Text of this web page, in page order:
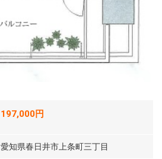
197,000円
愛知県春日井市上条町三丁目